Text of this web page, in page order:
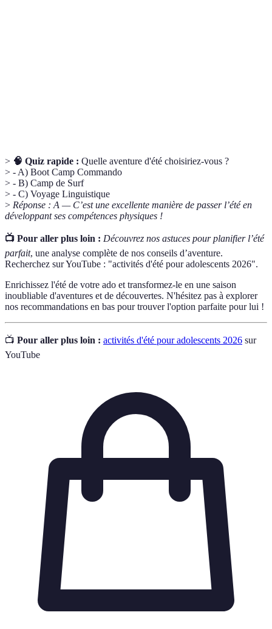
> 🧠 Quiz rapide : Quelle aventure d'été choisiriez-vous ?
> - A) Boot Camp Commando
> - B) Camp de Surf
> - C) Voyage Linguistique
> Réponse : A — C’est une excellente manière de passer l’été en
développant ses compétences physiques !
📺 Pour aller plus loin : Découvrez nos astuces pour planifier l’été
parfait, une analyse complète de nos conseils d’aventure.
Recherchez sur YouTube : "activités d'été pour adolescents 2026".
Enrichissez l'été de votre ado et transformez-le en une saison
inoubliable d'aventures et de découvertes. N'hésitez pas à explorer
nos recommandations en bas pour trouver l'option parfaite pour lui !
📺 Pour aller plus loin : activités d'été pour adolescents 2026 sur
YouTube